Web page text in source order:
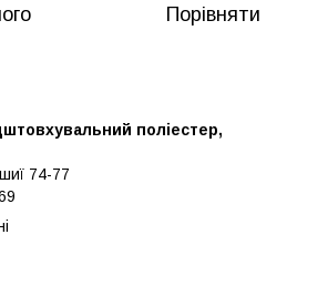
Порівняти
поліестер,
74-77